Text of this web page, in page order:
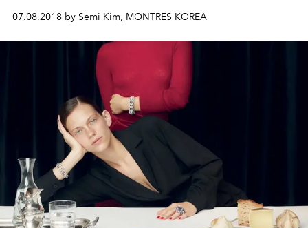
07.08.2018 by Semi Kim, MONTRES KOREA